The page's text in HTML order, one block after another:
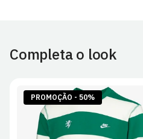
Artigos personalizados não podem
de EnvioeDevoluções
Completa o look
PROMOÇÃO - 50%